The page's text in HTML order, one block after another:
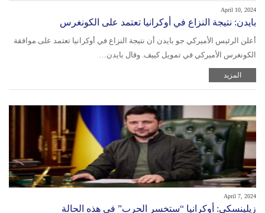
April 10, 2024
بايدن: نتيجة النزاع في أوكرانيا تعتمد على الكونغرس
أعلن الرئيس الأميركي جو بايدن أن نتيجة النزاع في أوكرانيا تعتمد على موافقة
الكونغرس الأميركي في تمويل كييف. وقال بايدن…
المزيد
April 7, 2024
زيلينسكي: أوكرانيا “ستخسر الحرب” في هذه الحالة